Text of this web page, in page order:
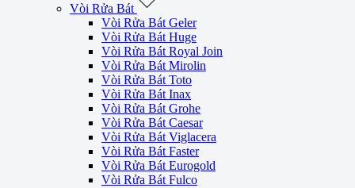
Vòi Rửa Bát
Vòi Rửa Bát Geler
Vòi Rửa Bát Huge
Vòi Rửa Bát Royal Join
Vòi Rửa Bát Mirolin
Vòi Rửa Bát Toto
Vòi Rửa Bát Inax
Vòi Rửa Bát Grohe
Vòi Rửa Bát Caesar
Vòi Rửa Bát Viglacera
Vòi Rửa Bát Faster
Vòi Rửa Bát Eurogold
Vòi Rửa Bát Fulco